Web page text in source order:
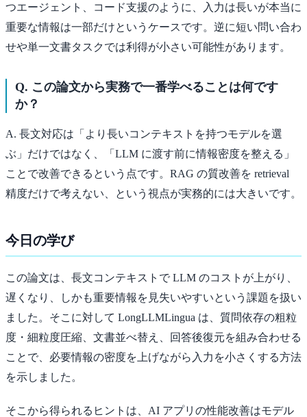
つエージェント、コード支援のように、入力は長いが本当に
重要な情報は一部だけというケースです。逆に短い問い合わ
せや単一文書タスクでは利得が小さい可能性があります。
Q. この論文から実務で一番学べることは何です
か？
A. 長文対応は「より長いコンテキストを持つモデルを選
ぶ」だけではなく、「LLM に渡す前に情報密度を整える」
ことで改善できるという点です。RAG の質改善を retrieval
精度だけで考えない、という視点が実務的には大きいです。
今日の学び
この論文は、長文コンテキストで LLM のコストが上がり、
遅くなり、しかも重要情報を見失いやすいという課題を扱い
ました。そこに対して LongLLMLingua は、質問依存の粗粒
度・細粒度圧縮、文書並べ替え、回答後復元を組み合わせる
ことで、必要情報の密度を上げながら入力を小さくする方法
を示しました。
そこから得られるヒントは、AI アプリの性能改善はモデル